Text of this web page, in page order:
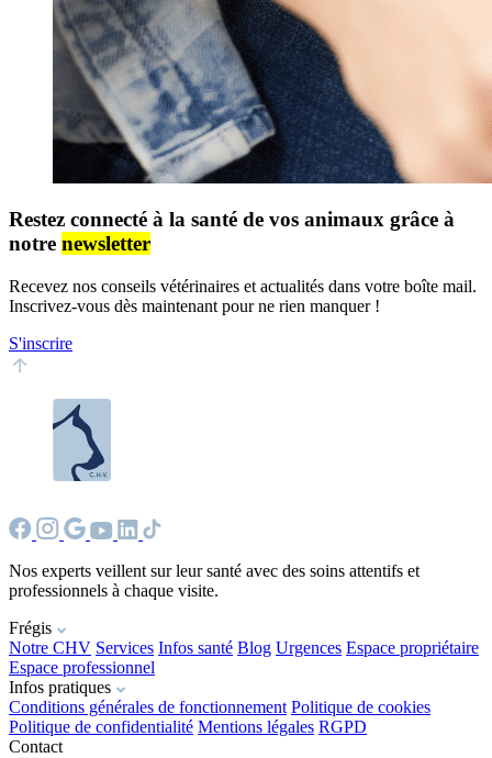
Restez connecté à la santé de vos animaux grâce à
notre newsletter
Recevez nos conseils vétérinaires et actualités dans votre boîte mail.
Inscrivez-vous dès maintenant pour ne rien manquer !
S'inscrire
Nos experts veillent sur leur santé avec des soins attentifs et
professionnels à chaque visite.
Frégis
Notre CHV Services Infos santé Blog Urgences Espace propriétaire
Espace professionnel
Infos pratiques
Conditions générales de fonctionnement Politique de cookies
Politique de confidentialité Mentions légales RGPD
Contact